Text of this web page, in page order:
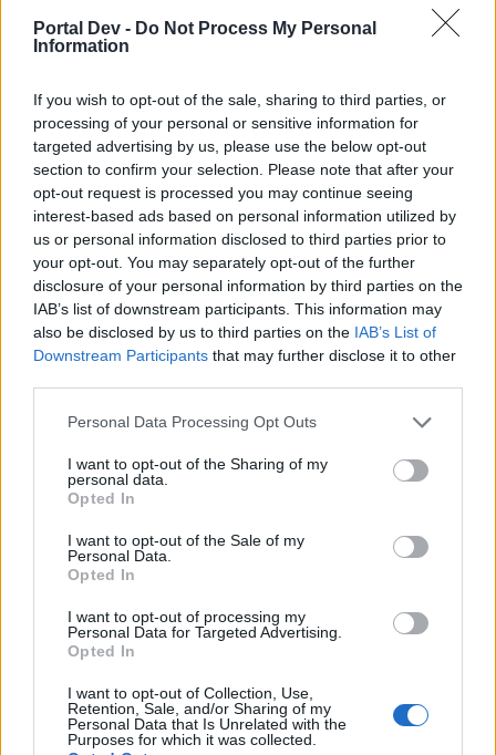
Portal Dev - Do Not Process My Personal
Information
If you wish to opt-out of the sale, sharing to third parties, or
processing of your personal or sensitive information for
targeted advertising by us, please use the below opt-out
section to confirm your selection. Please note that after your
opt-out request is processed you may continue seeing
interest-based ads based on personal information utilized by
us or personal information disclosed to third parties prior to
your opt-out. You may separately opt-out of the further
disclosure of your personal information by third parties on the
IAB’s list of downstream participants. This information may
also be disclosed by us to third parties on the IAB’s List of
Downstream Participants that may further disclose it to other
Personal Data Processing Opt Outs
I want to opt-out of the Sharing of my
personal data.
Opted In
I want to opt-out of the Sale of my
Personal Data.
Opted In
I want to opt-out of processing my
Personal Data for Targeted Advertising.
Opted In
I want to opt-out of Collection, Use,
Retention, Sale, and/or Sharing of my
Personal Data that Is Unrelated with the
Purposes for which it was collected.
ja postanowiłem, że jeśli mi się nie uda przez martwy
serwer skończyć eventu, kasuje postać i nie chce już mieć
odebranie 1 perły, co za szajs
Last edited:May 6, 2023
May 6, 2023
tozagollikes this.
Magiczny
Forum Apprentice
Niestety, dalej jesteśmy bez wieści na ten temat. Bardzo
możliwe, iż naprawienie tego błędu jest bardziej
skomplikowane, przez co wydłuża się czas jego
błąd chcą naprawić w całości, żeby potem nie było sytuacji,
błąd, dlatego jeszcze chwilę im to zajmie. Czy nazwałbym
to olewaniem graczy? Nie, raczej nie użyłbym tego słowa.
wypowiedzi CM Shanty'ego można wyciągnąć informację,
że będą rozmowy na tematu przedłużenia okresu trwania
akcji specjalnej, co głównie graczom z Grimmaga, których
[/QUOTE]
ten blad jest tak skoplikowany ze ciezko im powiekszyc
ale to jest gameforge wiem nie ma co liczyc na cuda
i tak na marginesie slowa Shanty mozna wsadzic sobie
tam gdzie swiatlo nie dochodzi pamietam slowa znajomego